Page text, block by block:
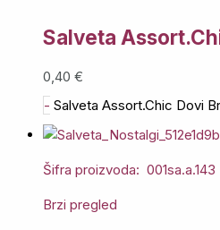
Salveta
0,40 €
- Salveta Assort.Chic Dovi
Šifra proizvoda: 001sa.a.143
Brzi pregled